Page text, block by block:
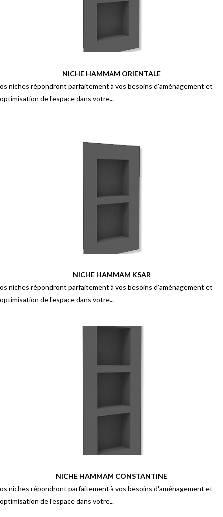
NICHE HAMMAM ORIENTALE
niches répondront parfaitement à vos besoins d'aménagement et
de l'espace dans votre...
NICHE HAMMAM KSAR
niches répondront parfaitement à vos besoins d'aménagement et
de l'espace dans votre...
NICHE HAMMAM CONSTANTINE
niches répondront parfaitement à vos besoins d'aménagement et
de l'espace dans votre...